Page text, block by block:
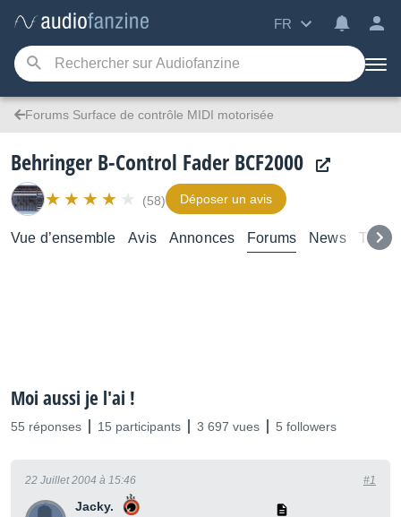
FR
Forums Surface de contrôle MIDI motorisée
Behringer B-Control Fader BCF2000
(58) Déposer un avis
Vue d’ensemble Avis Annonces Forums News Test
Moi aussi je l'ai !
55 réponses 15 participants 3 697 vues 5 followers
Jacky.
22 Juillet 2004 à 15:46 #1